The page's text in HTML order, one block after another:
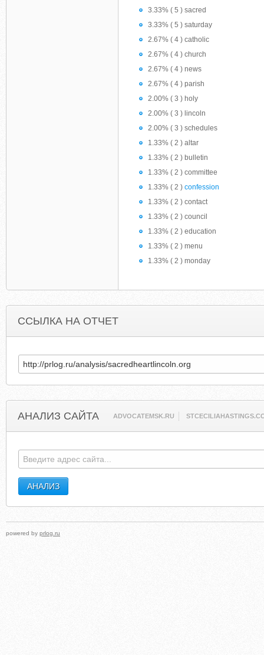
3.33% ( 5 ) sacred
3.33% ( 5 ) saturday
2.67% ( 4 ) catholic
2.67% ( 4 ) church
2.67% ( 4 ) news
2.67% ( 4 ) parish
2.00% ( 3 ) holy
2.00% ( 3 ) lincoln
2.00% ( 3 ) schedules
1.33% ( 2 ) altar
1.33% ( 2 ) bulletin
1.33% ( 2 ) committee
1.33% ( 2 ) confession
1.33% ( 2 ) contact
1.33% ( 2 ) council
1.33% ( 2 ) education
1.33% ( 2 ) menu
1.33% ( 2 ) monday
ССЫЛКА НА ОТЧЕТ
АНАЛИЗ САЙТА ADVOCATEMSK.RU
powered by prlog.ru